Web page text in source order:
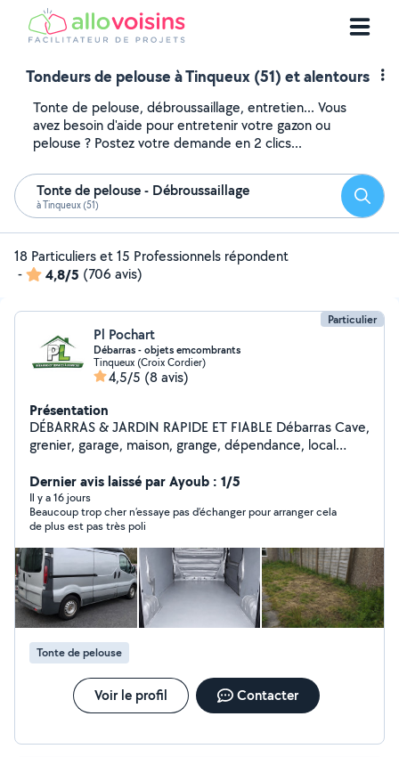
Tondeurs de pelouse à Tinqueux (51) et alentours
Tonte de pelouse, débroussaillage, entretien... Vous
avez besoin d'aide pour entretenir votre gazon ou
pelouse ? Postez votre demande en 2 clics...
Tonte de pelouse - Débroussaillage
à Tinqueux (51)
18 Particuliers et 15 Professionnels répondent
-
4,8/5 (706 avis)
Particulier
Pl Pochart
Débarras - objets emcombrants
Tinqueux (Croix Cordier)
4,5/5 (8 avis)
Présentation
DÉBARRAS & JARDIN RAPIDE ET FIABLE Débarras Cave,
grenier, garage, maison, grange, dépendance, local
électroménager, matelas, cartons, ferraille, bois et
divers encombrants Jardin et extérieur Tonte de
pelouse, enlèvement de déchets verts, abris
encombrés Pourquoi me choisir ? Sérieux, ponctuel et
soigneux Travail propre et respectueux de vos lieux
Disponible en semaine et week-end sur Reims et 40
kilomètres au alentours Contactez-moi avec détails ou
photos pour un devis rapide. Merci
Dernier avis laissé par Ayoub : 1/5
Il y a 16 jours
Beaucoup trop cher n’essaye pas d’échanger pour arranger cela
de plus est pas très poli
Tonte de pelouse
Voir le profil Contacter